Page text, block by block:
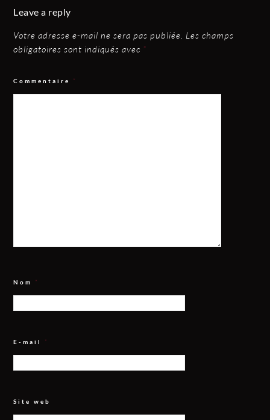
Leave a reply
Votre adresse e-mail ne sera pas publiée. Les champs
obligatoires sont indiqués avec *
Commentaire *
Nom *
E-mail *
Site web